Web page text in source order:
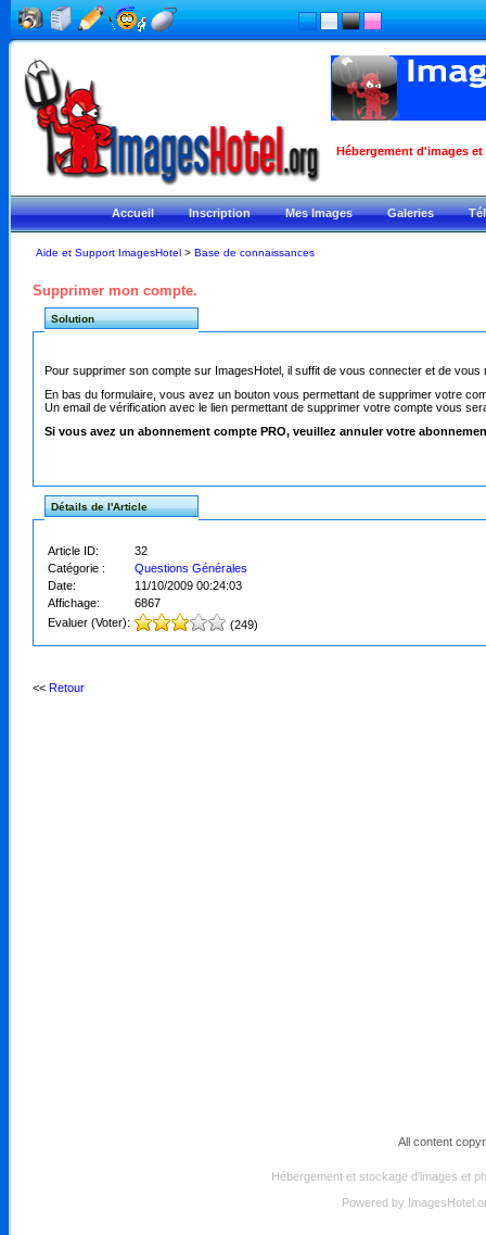
Hébergement d'images
Accueil Inscription Mes Images Galeries
Aide et Support ImagesHotel> Base de connaissances
Supprimer mon compte.
Solution
Pour supprimer son compte sur ImagesHotel, il suffit de vous connecter et de
En bas du formulaire, vous avez un bouton vous permettant de supprimer votre
Un email de vérification avec le lien permettant de supprimer votre compte vous
Si vous avez un abonnement compte PRO, veuillez annuler votre
Détails de l'Article
Article ID:
32
Catégorie :
Questions Générales
Date:
11/10/2009 00:24:03
Affichage:
6867
Evaluer (Voter):
(249)
<< Retour
All content
Hébergement et stockage d'images et
Powered by